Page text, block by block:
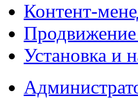
Контент-
Установка и